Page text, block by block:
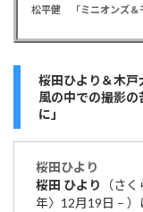
桜田ひより＆木
風の中での撮影
に」
桜田ひより
桜田 ひより （さ
年〉12月19日 –